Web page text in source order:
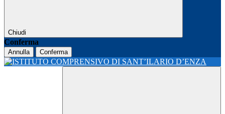
Chiudi
Conferma
Annulla Conferma